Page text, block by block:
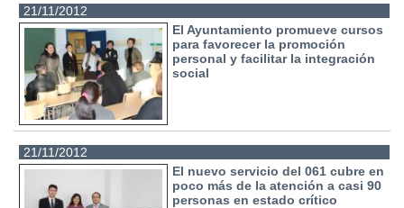
21/11/2012
El Ayuntamiento promueve cursos
para favorecer la promoción
personal y facilitar la integración
social
21/11/2012
El nuevo servicio del 061 cubre en
poco más de la atención a casi 90
personas en estado crítico